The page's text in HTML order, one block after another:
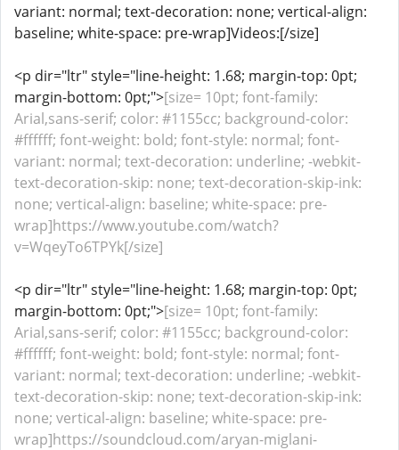
variant: normal; text-decoration: none; vertical-align:
baseline; white-space: pre-wrap]Videos:[/size]
<p dir="ltr" style="line-height: 1.68; margin-top: 0pt;
margin-bottom: 0pt;">[size= 10pt; font-family:
Arial,sans-serif; color: #1155cc; background-color:
#ffffff; font-weight: bold; font-style: normal; font-
variant: normal; text-decoration: underline; -webkit-
text-decoration-skip: none; text-decoration-skip-ink:
none; vertical-align: baseline; white-space: pre-
wrap]https://www.youtube.com/watch?
v=WqeyTo6TPYk[/size]
<p dir="ltr" style="line-height: 1.68; margin-top: 0pt;
margin-bottom: 0pt;">[size= 10pt; font-family:
Arial,sans-serif; color: #1155cc; background-color:
#ffffff; font-weight: bold; font-style: normal; font-
variant: normal; text-decoration: underline; -webkit-
text-decoration-skip: none; text-decoration-skip-ink:
none; vertical-align: baseline; white-space: pre-
wrap]https://soundcloud.com/aryan-miglani-